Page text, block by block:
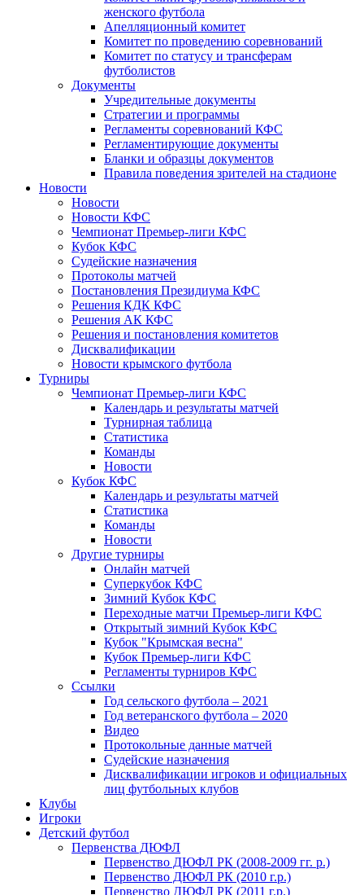
женского футбола
Апелляционный комитет
Комитет по проведению соревнований
Комитет по статусу и трансферам
футболистов
Документы
Учредительные документы
Стратегии и программы
Регламенты соревнований КФС
Регламентирующие документы
Бланки и образцы документов
Правила поведения зрителей на стадионе
Новости
Новости
Новости КФС
Чемпионат Премьер-лиги КФС
Кубок КФС
Судейские назначения
Протоколы матчей
Постановления Президиума КФС
Решения КДК КФС
Решения АК КФС
Решения и постановления комитетов
Дисквалификации
Новости крымского футбола
Турниры
Чемпионат Премьер-лиги КФС
Календарь и результаты матчей
Турнирная таблица
Статистика
Команды
Новости
Кубок КФС
Календарь и результаты матчей
Статистика
Команды
Новости
Другие турниры
Онлайн матчей
Суперкубок КФС
Зимний Кубок КФС
Переходные матчи Премьер-лиги КФС
Открытый зимний Кубок КФС
Кубок "Крымская весна"
Кубок Премьер-лиги КФС
Регламенты турниров КФС
Ссылки
Год сельского футбола – 2021
Год ветеранского футбола – 2020
Видео
Протокольные данные матчей
Судейские назначения
Дисквалификации игроков и официальных
лиц футбольных клубов
Клубы
Игроки
Детский футбол
Первенства ДЮФЛ
Первенство ДЮФЛ РК (2008-2009 гг. р.)
Первенство ДЮФЛ РК (2010 г.р.)
Первенство ДЮФЛ РК (2011 г.р.)